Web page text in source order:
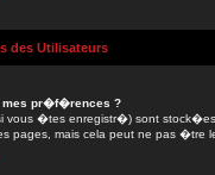
des Utilisateurs
mes pr�f�rences ?
vous �tes enregistr�) sont
pages, mais cela peut ne pas �tre